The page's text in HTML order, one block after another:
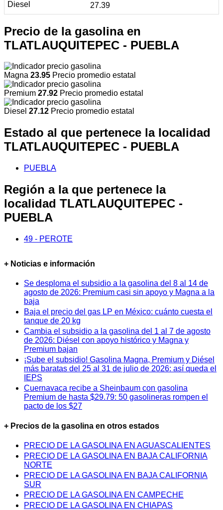
27.39
Precio de la gasolina en
TLATLAUQUITEPEC - PUEBLA
Magna 23.95 Precio promedio estatal
Premium 27.92 Precio promedio estatal
Diesel 27.12 Precio promedio estatal
Estado al que pertenece la localidad
TLATLAUQUITEPEC - PUEBLA
PUEBLA
Región a la que pertenece la
localidad TLATLAUQUITEPEC -
PUEBLA
49 - PEROTE
+ Noticias e información
Se desploma el subsidio a la gasolina del 8 al 14 de
agosto de 2026: Premium casi sin apoyo y Magna a la
baja
Baja el precio del gas LP en México: cuánto cuesta el
tanque de 20 kg
Cambia el subsidio a la gasolina del 1 al 7 de agosto
de 2026: Diésel con apoyo histórico y Magna y
Premium bajan
¡Sube el subsidio! Gasolina Magna, Premium y Diésel
más baratas del 25 al 31 de julio de 2026: así queda el
IEPS
Cuernavaca recibe a Sheinbaum con gasolina
Premium de hasta $29.79: 50 gasolineras rompen el
pacto de los $27
+ Precios de la gasolina en otros estados
PRECIO DE LA GASOLINA EN AGUASCALIENTES
PRECIO DE LA GASOLINA EN BAJA CALIFORNIA
NORTE
PRECIO DE LA GASOLINA EN BAJA CALIFORNIA
SUR
PRECIO DE LA GASOLINA EN CAMPECHE
PRECIO DE LA GASOLINA EN CHIAPAS